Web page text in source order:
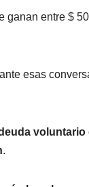
entre $
esas
voluntario
.